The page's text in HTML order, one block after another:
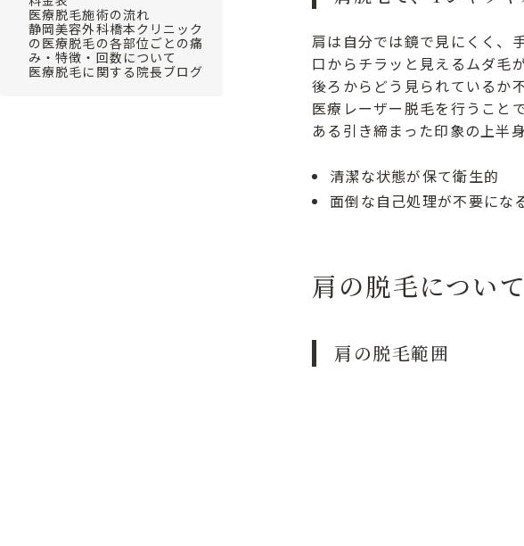
医療脱毛施術の流れ
静岡美容外科橋本クリニック
の医療脱毛の各部位ごとの痛
み・特徴・回数について
医療脱毛に関する院長ブログ
肩は自分では鏡で見にくく、
口からチラッと見えるムダ毛
後ろからどう見られているか
医療レーザー脱毛を行うこと
ある引き締まった印象の上半
清潔な状態が保て衛生的
面倒な自己処理が不要にな
肩の脱毛について
肩の脱毛範囲